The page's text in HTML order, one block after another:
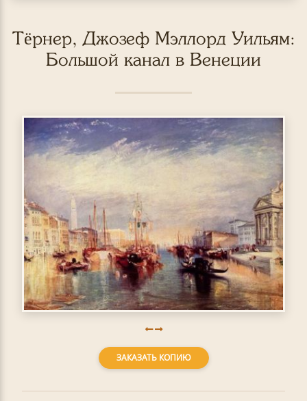
Тёрнер, Джозеф Мэллорд Уильям:
Большой канал в Венеции
ЗАКАЗАТЬ КОПИЮ